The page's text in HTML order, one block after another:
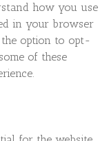
how you use
in your browser
option to opt-
of these